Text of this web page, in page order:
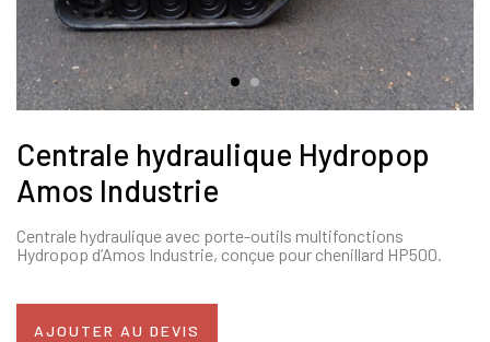
Centrale hydraulique Hydropop
Amos Industrie
Centrale hydraulique avec porte-outils multifonctions
Hydropop d’Amos Industrie, conçue pour chenillard HP500.
AJOUTER AU DEVIS